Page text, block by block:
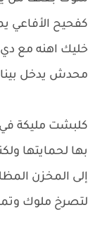
كفحيح الأفاعي
خليك اهنه مع
محدش يدخل
كلبشت مليكة
بها لحمايتها
إلى المخزن
لتصرخ ملوك